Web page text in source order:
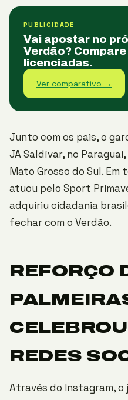
PUBLICIDADE
Vai apostar no
Verdão?
licenciadas.
Ver comparativo →
Junto com os pais, o
JA Saldívar, no
Mato Grosso do Sul.
atuou pelo Sport
adquiriu cidadania
fechar com o Verdão.
REFORÇO
REDES
Através do Instagram, o